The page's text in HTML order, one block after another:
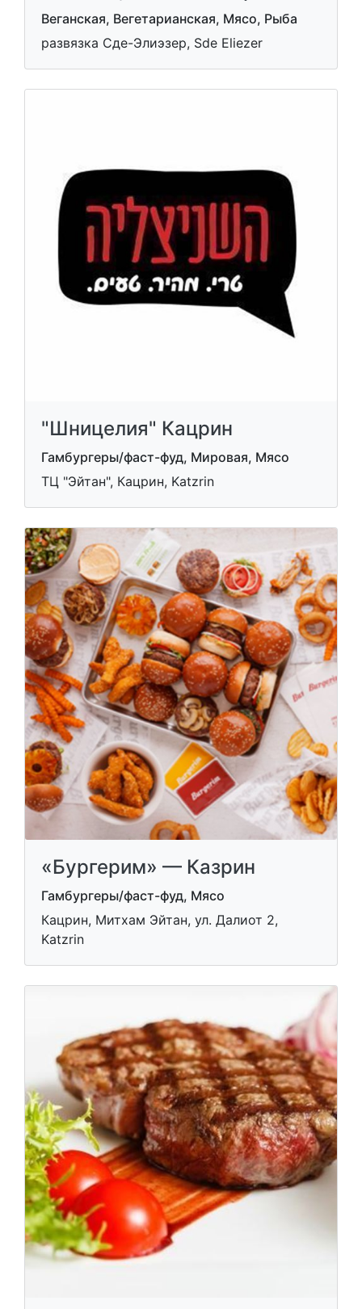
Веганская, Вегетарианская, Мясо, Рыба
развязка Сде-Элиэзер, Sde Eliezer
"Шницелия" Кацрин
Гамбургеры/фаст-фуд, Мировая, Мясо
ТЦ "Эйтан", Кацрин, Katzrin
«Бургерим» — Казрин
Гамбургеры/фаст-фуд, Мясо
Кацрин, Митхам Эйтан, ул. Далиот 2,
Katzrin